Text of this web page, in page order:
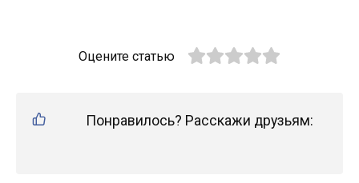
Оцените статью
Понравилось? Расскажи друзьям: